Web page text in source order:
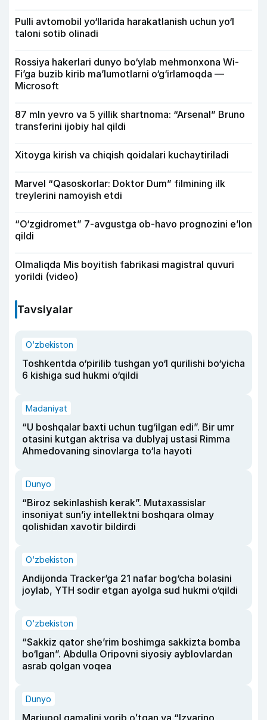
Pulli avtomobil yo‘llarida harakatlanish uchun yo‘l
taloni sotib olinadi
Rossiya hakerlari dunyo bo‘ylab mehmonxona Wi-
Fi’ga buzib kirib ma’lumotlarni o‘g‘irlamoqda —
Microsoft
87 mln yevro va 5 yillik shartnoma: “Arsenal” Bruno
transferini ijobiy hal qildi
Xitoyga kirish va chiqish qoidalari kuchaytiriladi
Marvel “Qasoskorlar: Doktor Dum” filmining ilk
treylerini namoyish etdi
“O‘zgidromet” 7-avgustga ob-havo prognozini e’lon
qildi
Olmaliqda Mis boyitish fabrikasi magistral quvuri
yorildi (video)
Tavsiyalar
O‘zbekiston
Toshkentda o‘pirilib tushgan yo‘l qurilishi bo‘yicha
6 kishiga sud hukmi o‘qildi
Madaniyat
“U boshqalar baxti uchun tug‘ilgan edi”. Bir umr
otasini kutgan aktrisa va dublyaj ustasi Rimma
Ahmedovaning sinovlarga to‘la hayoti
Dunyo
“Biroz sekinlashish kerak”. Mutaxassislar
insoniyat sun’iy intellektni boshqara olmay
qolishidan xavotir bildirdi
O‘zbekiston
Andijonda Tracker’ga 21 nafar bog‘cha bolasini
joylab, YTH sodir etgan ayolga sud hukmi o‘qildi
O‘zbekiston
“Sakkiz qator she’rim boshimga sakkizta bomba
bo‘lgan”. Abdulla Oripovni siyosiy ayblovlardan
asrab qolgan voqea
Dunyo